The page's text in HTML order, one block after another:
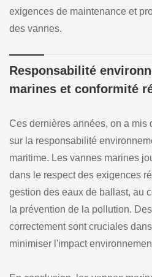
exigences de maintenance et
des vannes.
Responsabilité
marines et conformité
Ces dernières années, on a mis
sur la responsabilité
maritime. Les vannes marines
dans le respect des exigences
gestion des eaux de ballast, au
la prévention de la pollution.
correctement sont cruciales
minimiser l'impact